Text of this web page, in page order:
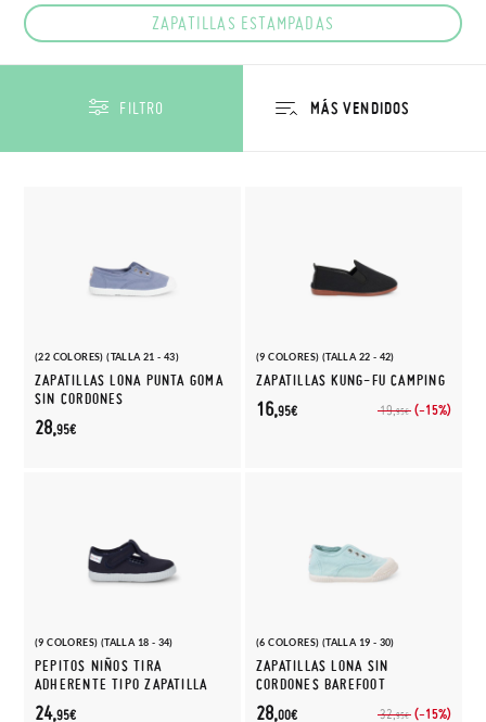
ZAPATILLAS ESTAMPADAS
FILTRO
(22 COLORES) (TALLA 21 - 43)
ZAPATILLAS LONA PUNTA GOMA
SIN CORDONES
28,95€
(9 COLORES) (TALLA 22 - 42)
ZAPATILLAS KUNG-FU CAMPING
19,95€ (-15%)
16,95€
(9 COLORES) (TALLA 18 - 34)
PEPITOS NIÑOS TIRA
ADHERENTE TIPO ZAPATILLA
24,95€
(6 COLORES) (TALLA 19 - 30)
ZAPATILLAS LONA SIN
CORDONES BAREFOOT
32,95€ (-15%)
28,00€